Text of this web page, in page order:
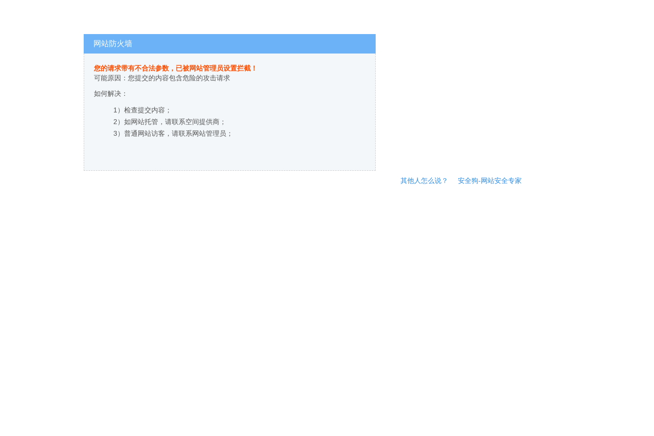
网站防火墙
您的请求带有不合法参数，已被网站管理员设置拦截！
可能原因：您提交的内容包含危险的攻击请求
如何解决：
1）检查提交内容；
2）如网站托管，请联系空间提供商；
3）普通网站访客，请联系网站管理员；
其他人怎么说？ 安全狗-网站安全专家